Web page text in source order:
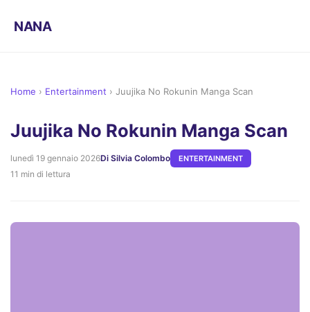
NANA
Home › Entertainment › Juujika No Rokunin Manga Scan
Juujika No Rokunin Manga Scan
lunedì 19 gennaio 2026Di Silvia Colombo ENTERTAINMENT
11 min di lettura